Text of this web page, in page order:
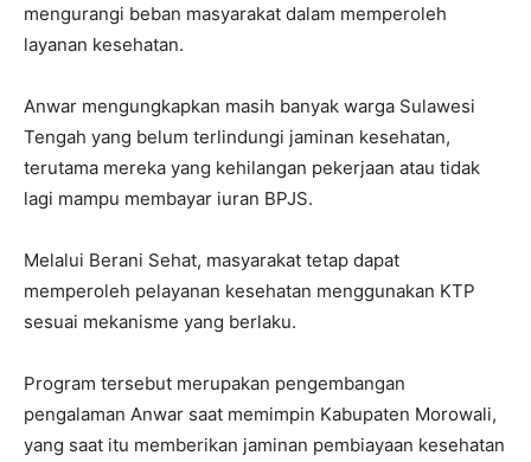
mengurangi beban masyarakat dalam memperoleh
layanan kesehatan.
Anwar mengungkapkan masih banyak warga Sulawesi
Tengah yang belum terlindungi jaminan kesehatan,
terutama mereka yang kehilangan pekerjaan atau tidak
lagi mampu membayar iuran BPJS.
Melalui Berani Sehat, masyarakat tetap dapat
memperoleh pelayanan kesehatan menggunakan KTP
sesuai mekanisme yang berlaku.
Program tersebut merupakan pengembangan
pengalaman Anwar saat memimpin Kabupaten Morowali,
yang saat itu memberikan jaminan pembiayaan kesehatan